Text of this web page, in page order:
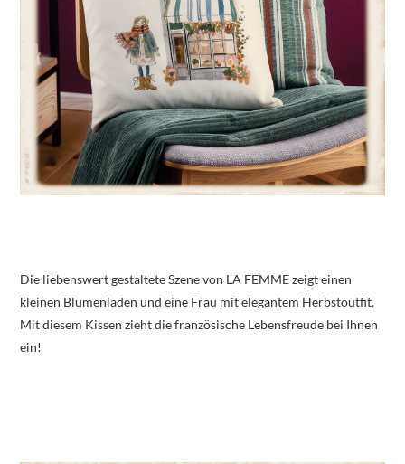
Die liebenswert gestaltete Szene von LA FEMME zeigt einen
kleinen Blumenladen und eine Frau mit elegantem Herbstoutfit.
Mit diesem Kissen zieht die französische Lebensfreude bei Ihnen
ein!